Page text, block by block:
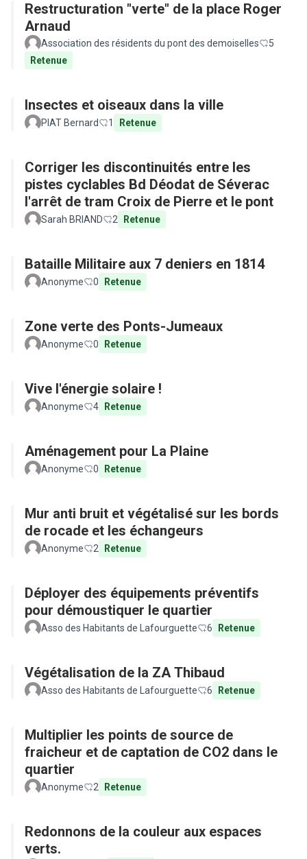
Restructuration "verte" de la place Roger
Arnaud
Association des résidents du pont des demoiselles
5
Retenue
Insectes et oiseaux dans la ville
PIAT Bernard 1 Retenue
Corriger les discontinuités entre les
pistes cyclables Bd Déodat de Séverac
l'arrêt de tram Croix de Pierre et le pont
Sarah BRIAND 2 Retenue
Bataille Militaire aux 7 deniers en 1814
Anonyme 0 Retenue
Zone verte des Ponts-Jumeaux
Anonyme 0 Retenue
Vive l'énergie solaire !
Anonyme 4 Retenue
Aménagement pour La Plaine
Anonyme 0 Retenue
Mur anti bruit et végétalisé sur les bords
de rocade et les échangeurs
Anonyme 2 Retenue
Déployer des équipements préventifs
pour démoustiquer le quartier
Asso des Habitants de Lafourguette 6 Retenue
Végétalisation de la ZA Thibaud
Asso des Habitants de Lafourguette 6 Retenue
Multiplier les points de source de
fraicheur et de captation de CO2 dans le
quartier
Anonyme 2 Retenue
Redonnons de la couleur aux espaces
verts.